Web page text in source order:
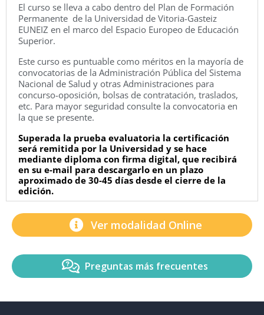
El curso se lleva a cabo dentro del Plan de Formación
Permanente de la Universidad de Vitoria-Gasteiz
EUNEIZ en el marco del Espacio Europeo de Educación
Superior.
Este curso es puntuable como méritos en la mayoría de
convocatorias de la Administración Pública del Sistema
Nacional de Salud y otras Administraciones para
concurso-oposición, bolsas de contratación, traslados,
etc. Para mayor seguridad consulte la convocatoria en
la que se presente.
Superada la prueba evaluatoria la certificación
será remitida por la Universidad y se hace
mediante diploma con firma digital, que recibirá
en su e-mail para descargarlo en un plazo
aproximado de 30-45 días desde el cierre de la
edición.
Ver modalidad Online
Preguntas más frecuentes